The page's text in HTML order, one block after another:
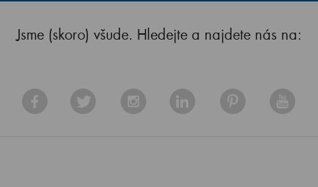
Jsme (skoro) všude. Hledejte a najdete nás na: